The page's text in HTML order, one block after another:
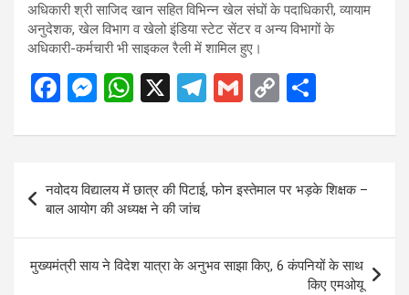
अधिकारी श्री साजिद खान सहित विभिन्न खेल संघों के पदाधिकारी, व्यायाम
अनुदेशक, खेल विभाग व खेलो इंडिया स्टेट सेंटर व अन्य विभागों के
अधिकारी-कर्मचारी भी साइकल रैली में शामिल हुए।
F
ce
b
o
o
k
M
se
g
er
W
at
A
p
p
X
T
e
gr
a
m
G
ail
C
py
n
k
ar
e
Post
navigation
नवोदय विद्यालय में छात्र की पिटाई, फोन इस्तेमाल पर भड़के शिक्षक –
बाल आयोग की अध्यक्ष ने की जांच
मुख्यमंत्री साय ने विदेश यात्रा के अनुभव साझा किए, 6 कंपनियों के साथ
किए एमओयू